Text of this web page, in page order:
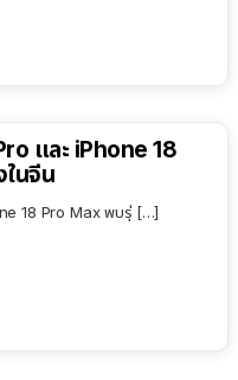
และ iPhone 18
ในจีน
18 Pro Max พบรุ่ […]